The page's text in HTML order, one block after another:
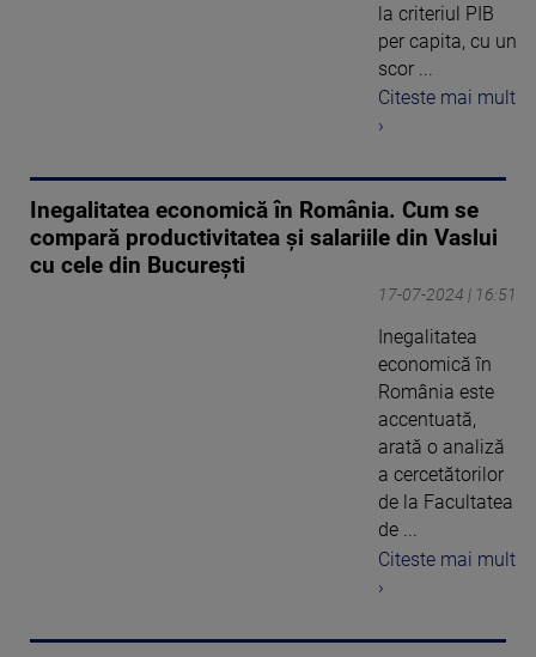
la criteriul PIB
per capita, cu un
scor ...
Citeste mai mult
›
Inegalitatea economică în România. Cum se
compară productivitatea și salariile din Vaslui
cu cele din București
17-07-2024 | 16:51
Inegalitatea
economică în
România este
accentuată,
arată o analiză
a cercetătorilor
de la Facultatea
de ...
Citeste mai mult
›